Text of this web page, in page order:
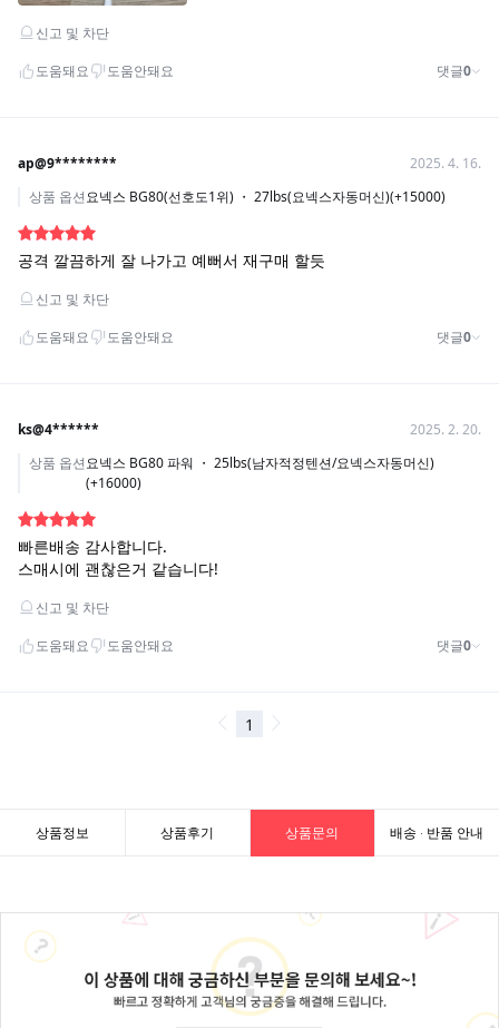
상품정보 상품후기 상품문의 배송 · 반품 안내